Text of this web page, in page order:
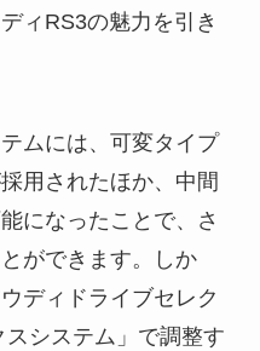
ィRS3の魅力を引き
ムには、可変タイプ
用されたほか、中間
になったことで、さ
ができます。しか
ディドライブセレク
スシステム」で調整す